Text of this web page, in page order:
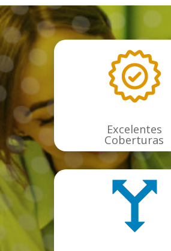
Excelentes
Coberturas